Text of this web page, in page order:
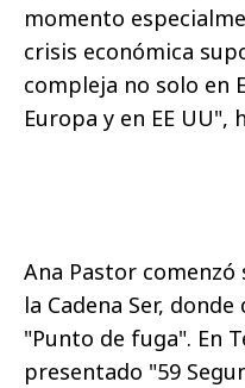
momento
crisis económica
compleja no solo en
Europa y en EE UU",
Ana Pastor
la Cadena Ser,
"Punto de fuga". En
presentado "59